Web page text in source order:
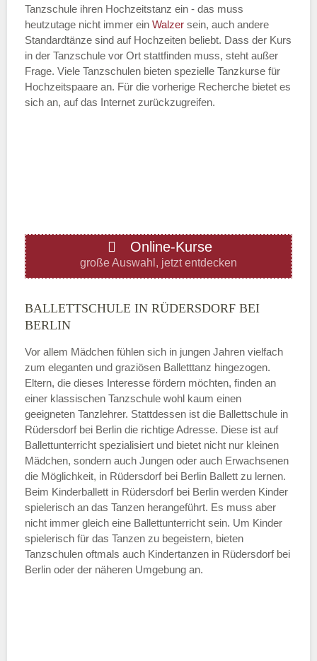
—
ÖFFNUNGSZEITEN HINZUFÜGEN
Donnerstag
—
ÖFFNUNGSZEITEN HINZUFÜGEN
Samstag
—
ÖFFNUNGSZEITEN HINZUFÜGEN
Tanzschule ihren Hochzeitstanz ein - das muss
heutzutage nicht immer ein Walzer sein, auch andere
Standardtänze sind auf Hochzeiten beliebt. Dass der Kurs
in der Tanzschule vor Ort stattfinden muss, steht außer
Frage. Viele Tanzschulen bieten spezielle Tanzkurse für
Hochzeitspaare an. Für die vorherige Recherche bietet es
sich an, auf das Internet zurückzugreifen.
Online-Kurse
große Auswahl, jetzt entdecken
BALLETTSCHULE IN RÜDERSDORF BEI
BERLIN
Vor allem Mädchen fühlen sich in jungen Jahren vielfach
zum eleganten und graziösen Balletttanz hingezogen.
Eltern, die dieses Interesse fördern möchten, finden an
einer klassischen Tanzschule wohl kaum einen
geeigneten Tanzlehrer. Stattdessen ist die Ballettschule in
Rüdersdorf bei Berlin die richtige Adresse. Diese ist auf
Ballettunterricht spezialisiert und bietet nicht nur kleinen
Mädchen, sondern auch Jungen oder auch Erwachsenen
die Möglichkeit, in Rüdersdorf bei Berlin Ballett zu lernen.
Beim Kinderballett in Rüdersdorf bei Berlin werden Kinder
spielerisch an das Tanzen herangeführt. Es muss aber
nicht immer gleich eine Ballettunterricht sein. Um Kinder
spielerisch für das Tanzen zu begeistern, bieten
Tanzschulen oftmals auch Kindertanzen in Rüdersdorf bei
Berlin oder der näheren Umgebung an.